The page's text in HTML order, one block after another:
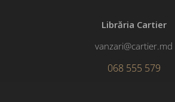
Librăria Cartier
vanzari@cartier.md
068 555 579